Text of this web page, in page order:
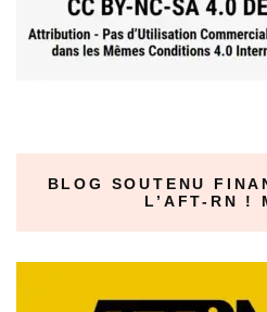
BLOG SOUTENU
L’AFT-RN !